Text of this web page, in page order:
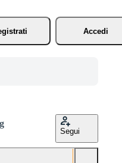
Accedi
Segui